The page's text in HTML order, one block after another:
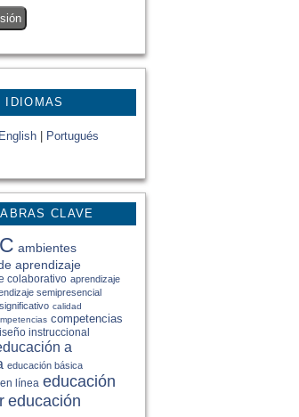
IDIOMAS
English Portugués
CLAVE
ambientes
aprendizaje
colaborativo aprendizaje
semipresencial
calidad
competencias
instruccional
a
educación básica
línea educación
educación